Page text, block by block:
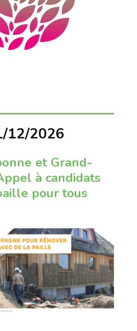
12/2026
et Grand-
à candidats
pour tous